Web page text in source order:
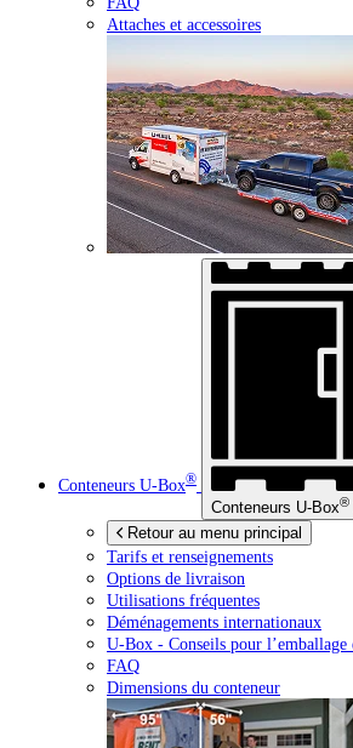
Attaches et accessoires
Conteneurs U-Box®
Conteneurs U-Box®
Retour au menu principal
Tarifs et renseignements
Options de livraison
Utilisations fréquentes
Déménagements internationaux
U-Box - Conseils pour
FAQ
Dimensions du conteneur